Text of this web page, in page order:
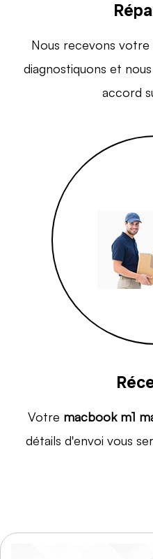
Nous recevons votre
diagnostiquons et
accord
Votre macbook m1
détails d'envoi vous